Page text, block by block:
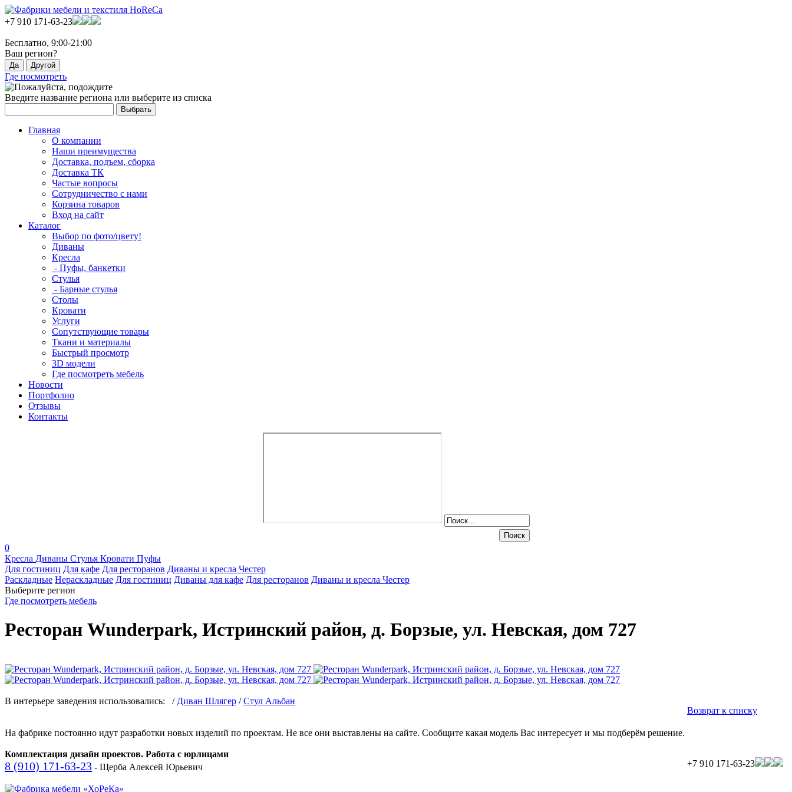
+7 910 171-63-23
Бесплатно, 9:00-21:00
Ваш регион?
Где посмотреть
Введите название региона или выберите из списка
Главная
О компании
Наши преимущества
Доставка, подъем, сборка
Доставка ТК
Частые вопросы
Сотрудничество с нами
Корзина товаров
Вход на сайт
Каталог
Выбор по фото/цвету!
Диваны
Кресла
- Пуфы, банкетки
Стулья
- Барные стулья
Столы
Кровати
Услуги
Сопутствующие товары
Ткани и материалы
Быстрый просмотр
3D модели
Где посмотреть мебель
Новости
Портфолио
Отзывы
Контакты
0
Кресла Диваны Стулья Кровати Пуфы
Для гостиниц Для кафе Для ресторанов Диваны и кресла Честер
Раскладные Нераскладные Для гостиниц Диваны для кафе Для ресторанов Диваны и кресла Честер
Выберите регион
Где посмотреть мебель
Ресторан Wunderpark, Истринский район, д. Борзые, ул. Невская, дом 727
В интерьере заведения использовались: / Диван Шлягер /Стул Альбан
На фабрике постоянно идут разработки новых изделий по проектам. Не все они выставлены на сайте. Сообщите какая модель Вас интересует и мы подберём решение.
Комплектация дизайн проектов. Работа с юрлицами
8 (910) 171-63-23 - Щерба Алексей Юрьевич
Возврат к списку
+7 910 171-63-23